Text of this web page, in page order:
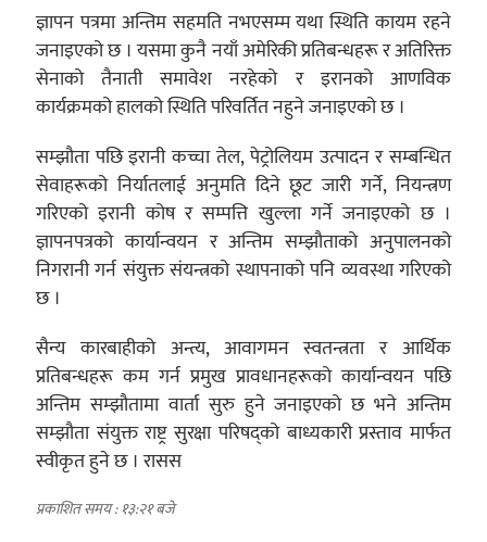
ज्ञापन पत्रमा अन्तिम सहमति नभएसम्म यथा स्थिति कायम रहने
जनाइएको छ । यसमा कुनै नयाँ अमेरिकी प्रतिबन्धहरू र अतिरिक्त
सेनाको तैनाती समावेश नरहेको र इरानको आणविक
कार्यक्रमको हालको स्थिति परिवर्तित नहुने जनाइएको छ ।
सम्झौता पछि इरानी कच्चा तेल, पेट्रोलियम उत्पादन र सम्बन्धित
सेवाहरूको निर्यातलाई अनुमति दिने छूट जारी गर्ने, नियन्त्रण
गरिएको इरानी कोष र सम्पत्ति खुल्ला गर्ने जनाइएको छ ।
ज्ञापनपत्रको कार्यान्वयन र अन्तिम सम्झौताको अनुपालनको
निगरानी गर्न संयुक्त संयन्त्रको स्थापनाको पनि व्यवस्था गरिएको
छ ।
सैन्य कारबाहीको अन्त्य, आवागमन स्वतन्त्रता र आर्थिक
प्रतिबन्धहरू कम गर्न प्रमुख प्रावधानहरूको कार्यान्वयन पछि
अन्तिम सम्झौतामा वार्ता सुरु हुने जनाइएको छ भने अन्तिम
सम्झौता संयुक्त राष्ट्र सुरक्षा परिषद्को बाध्यकारी प्रस्ताव मार्फत
स्वीकृत हुने छ । रासस
प्रकाशित समय : १३:२१ बजे